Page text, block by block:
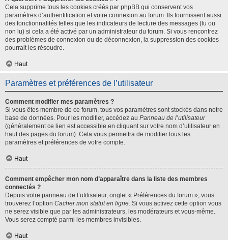
Cela supprime tous les cookies créés par phpBB qui conservent vos
paramètres d’authentification et votre connexion au forum. Ils fournissent aussi
des fonctionnalités telles que les indicateurs de lecture des messages (lu ou
non lu) si cela a été activé par un administrateur du forum. Si vous rencontrez
des problèmes de connexion ou de déconnexion, la suppression des cookies
pourrait les résoudre.
Haut
Paramètres et préférences de l’utilisateur
Comment modifier mes paramètres ?
Si vous êtes membre de ce forum, tous vos paramètres sont stockés dans notre
base de données. Pour les modifier, accédez au Panneau de l’utilisateur
(généralement ce lien est accessible en cliquant sur votre nom d’utilisateur en
haut des pages du forum). Cela vous permettra de modifier tous les
paramètres et préférences de votre compte.
Haut
Comment empêcher mon nom d’apparaître dans la liste des membres
connectés ?
Depuis votre panneau de l’utilisateur, onglet « Préférences du forum », vous
trouverez l’option Cacher mon statut en ligne. Si vous activez cette option vous
ne serez visible que par les administrateurs, les modérateurs et vous-même.
Vous serez compté parmi les membres invisibles.
Haut